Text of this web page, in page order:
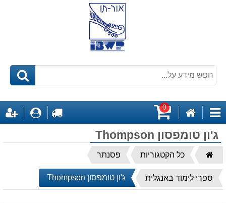
קטגוריותהבית
עגלת
קניות
0 לקופה
ג'ון טומפסון Thompson
דף
הבית
כל הקטגוריות פסנתר
ספרי לימוד באנגלית ג'ון טומפסון Thompson